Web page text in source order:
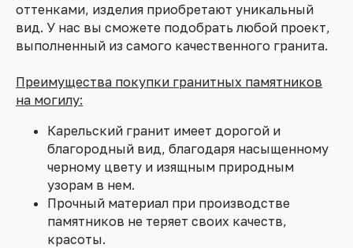
оттенками, изделия приобретают уникальный
вид. У нас вы сможете подобрать любой проект,
выполненный из самого качественного гранита.
Преимущества покупки гранитных памятников
на могилу:
Карельский гранит имеет дорогой и
благородный вид, благодаря насыщенному
черному цвету и изящным природным
узорам в нем.
Прочный материал при производстве
памятников не теряет своих качеств,
красоты.